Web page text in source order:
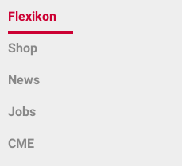
Flexikon
Shop
News
Jobs
CME